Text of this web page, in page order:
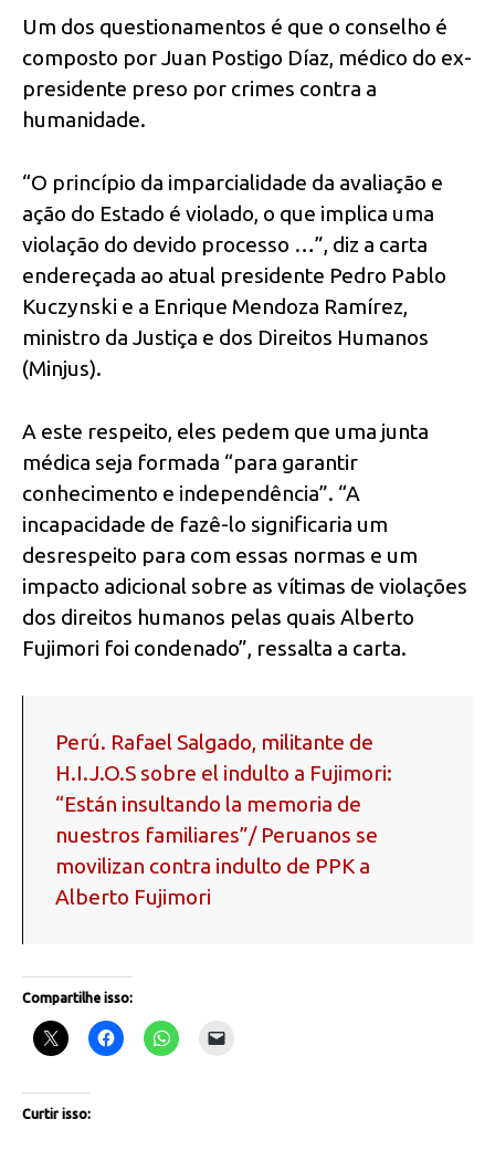
Um dos questionamentos é que o conselho é
composto por Juan Postigo Díaz, médico do ex-
presidente preso por crimes contra a
humanidade.
“O princípio da imparcialidade da avaliação e
ação do Estado é violado, o que implica uma
violação do devido processo …”, diz a carta
endereçada ao atual presidente Pedro Pablo
Kuczynski e a Enrique Mendoza Ramírez,
ministro da Justiça e dos Direitos Humanos
(Minjus).
A este respeito, eles pedem que uma junta
médica seja formada “para garantir
conhecimento e independência”. “A
incapacidade de fazê-lo significaria um
desrespeito para com essas normas e um
impacto adicional sobre as vítimas de violações
dos direitos humanos pelas quais Alberto
Fujimori foi condenado”, ressalta a carta.
Perú. Rafael Salgado, militante de
H.I.J.O.S sobre el indulto a Fujimori:
“Están insultando la memoria de
nuestros familiares”/ Peruanos se
movilizan contra indulto de PPK a
Alberto Fujimori
Compartilhe isso:
Curtir isso: